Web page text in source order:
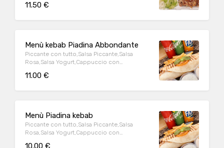
Brasiliana,Cipolla
11.50 €
Menù kebab Piadina Abbondante
Piccante con tutto,Salsa Piccante,Salsa
Rosa,Salsa Yogurt,Cappuccio con
Brasiliana,Cipolla
11.00 €
Menù Piadina kebab
Piccante con tutto,Salsa Piccante,Salsa
Rosa,Salsa Yogurt,Cappuccio con
10.00 €